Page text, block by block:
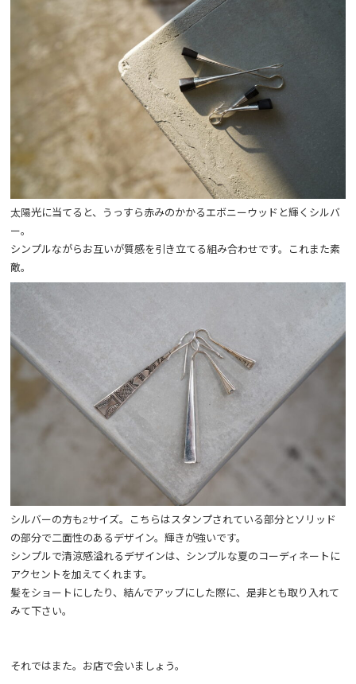
太陽光に当てると、うっすら赤みのかかるエボニーウッドと輝くシルバ
ー。
シンプルながらお互いが質感を引き立てる組み合わせです。これまた素
敵。
シルバーの方も2サイズ。こちらはスタンプされている部分とソリッド
の部分で二面性のあるデザイン。輝きが強いです。
シンプルで清涼感溢れるデザインは、シンプルな夏のコーディネートに
アクセントを加えてくれます。
髪をショートにしたり、結んでアップにした際に、是非とも取り入れて
みて下さい。
それではまた。お店で会いましょう。